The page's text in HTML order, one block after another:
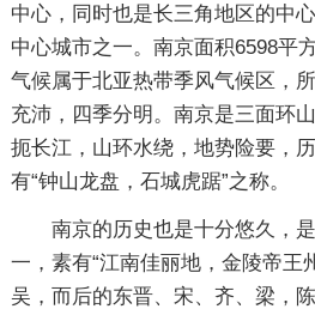
中心，同时也是长三角地区的中
中心城市之一。南京面积6598平
气候属于北亚热带季风气候区，
充沛，四季分明。南京是三面环
扼长江，山环水绕，地势险要，
有“钟山龙盘，石城虎踞”之称。
南京的历史也是十分悠久，
一，素有“江南佳丽地，金陵帝王
吴，而后的东晋、宋、齐、梁，